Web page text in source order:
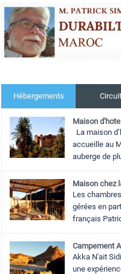
Hébergements
Maison
La maison
accueille au
auberge de
Maison chez
Les
gérées en
français
Campement
Akka N'ait
une